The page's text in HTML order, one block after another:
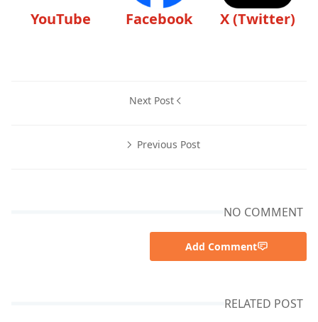
X (Twitter)
Facebook
YouTube
Next Post
Previous Post
NO COMMENT
Add Comment
RELATED POST